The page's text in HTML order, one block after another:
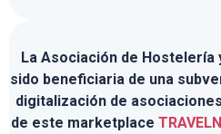
La Asociación de Hostelería
sido beneficiaria de una
digitalización de
de este marketplace